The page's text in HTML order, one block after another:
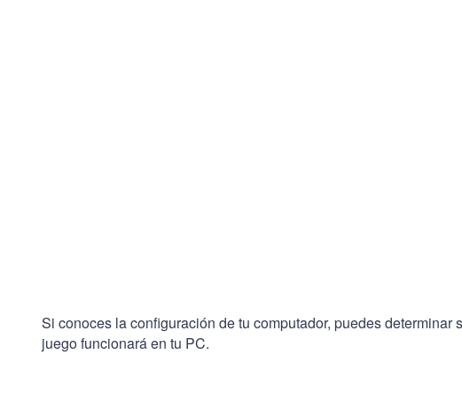
Si conoces la configuración de tu computador, puedes determinar
juego funcionará en tu PC.